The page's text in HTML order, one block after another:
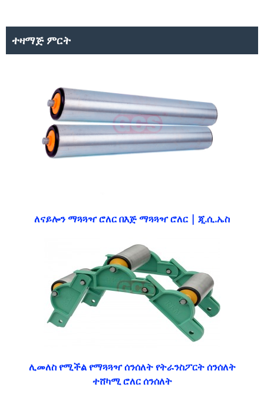
ተዛማጅ ምርት
ለናይሎን ማጓጓዣ ሮለር በእጅ ማጓጓዣ ሮለር | ጂ.ሲ.ኤስ
ሊመለስ የሚችል የማጓጓዣ ሰንሰለት የትራንስፖርት ሰንሰለት
ተሸካሚ ሮለር ሰንሰለት